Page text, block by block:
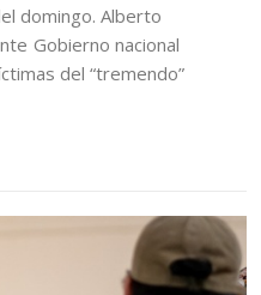
domingo. Alberto
Gobierno nacional
del “tremendo”